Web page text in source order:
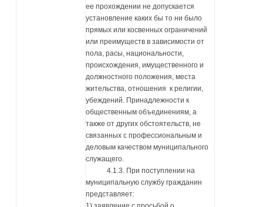
ее прохождении не допускается
установление каких бы то ни было
прямых или косвенных ограничений
или преимуществ в зависимости от
пола, расы, национальности,
происхождения, имущественного и
должностного положения, места
жительства, отношения к религии,
убеждений. Принадлежности к
общественным объединениям, а
также от других обстоятельств, не
связанных с профессиональным и
деловым качеством муниципального
служащего.
4.1.3. При поступлении на
муниципальную службу гражданин
представляет: